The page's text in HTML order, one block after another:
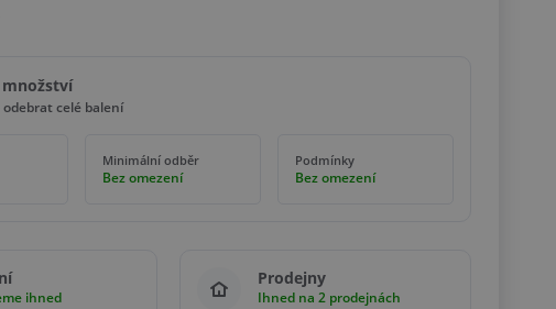
množství
celé balení
Minimální odběr
Bez omezení
Podmínky
Bez omezení
ihned
Prodejny
Ihned na 2 prodejnách